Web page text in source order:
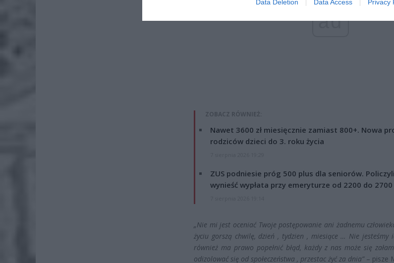
Data Deletion Data Access Privacy
ad
ZOBACZ RÓWNIEŻ:
Nawet 3600 zł miesięcznie zamiast 800+. Nowa
rodziców dzieci do 3. roku życia
ZUS podniesie próg 500 plus dla seniorów.
wynieść wypłata przy emeryturze od 2200 do 2700
„Nie mi jest oceniać Twoje postępowanie ani żadnemu
życiu gorszą chwilę, dzień , tydzien , miesiące … Nie jesteśmy
również ma prawo popełnić błąd, każdy z nas może się
odizolować się od społeczeństwa , przestac żyć za dnia”– pisze